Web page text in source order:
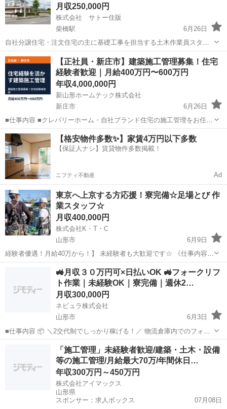
月収250,000円
株式会社 サトー住販
柴橋駅
6月26日
自社分譲住宅・注文住宅の主に基礎工事を担当する土木作業員スタッ
フを募集中！左官経験のある方優遇します。未経験の方歓迎（指導致
します） 各種資格取得も支援します 残業/夜間・早朝作業や危険な
作業はありません。【ホームページをご...
山形 寒河江市 柴橋駅 その他
【正社員・新庄市】建築施工管理募集！住宅
経験者歓迎｜月給400万円〜600万円
年収4,000,000円
新山形ホームテック株式会社
新庄市
6月26日
■仕事内容 ■クレバリーホーム・自社ブランド住宅の施工管理をお任せ
します。 施工計画立案、品質管理・工程管理・原価管理・安全管理を
推進頂きます。 《詳細》 ◇工法：木造 ◇工期：約4ヶ月 ◇一度に担
当する...
山形 新庄市 土木 社員
【格安物件多数✨】家賃4万円以下多数
【保証人ナシ】賃貸物件多数掲載！
ニフティ不動産 Ad
東京へ上京する方応援！寮完備☆足場とび 作
業スタッフ☆
月収400,000円
株式会社K・T・C
山形市
6月9日
経験者優遇！月給40万から！】 未経験者も大歓迎です☆ 《仕事内容》
都内を中心にマンションの改修工事の足場をメインに行なっていま
す。 《活かせる経験》 足場作業 その他建設作業経験 《...
鳶職 未経験
🚜月収３０万円可×日払いOK 🚜フォークリフ
ト作業｜未経験OK｜寮完備｜週休2…
月収300,000円
ネビュラ株式会社
山形市
6月3日
■仕事内容 📦 ＼2交代制でしっかり稼げる！／ 物流倉庫内でのフォー
クリフト作業をお任せします。 資格を活かして、高収入を目指せる環
土木 未経験
「施工管理」未経験者歓迎/建築・土木・設備
等の施工管理/月給最大70万/年間休日…
年収300万円～450万円
株式会社アイマックス
山形県
スポンサー：求人ボックス
07月08日